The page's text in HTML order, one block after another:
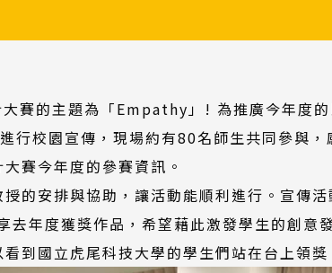
賽的主題為「Empathy」! 為推廣今年度的
校園宣傳，現場約有80名師生共同參與，
賽今年度的參賽資訊。
的安排與協助，讓活動能順利進行。宣傳
年度獲獎作品，希望藉此激發學生的創意
到國立虎尾科技大學的學生們站在台上領獎